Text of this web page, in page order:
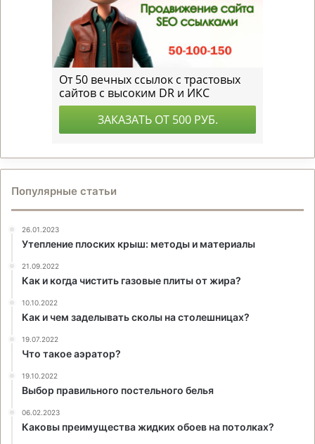
Популярные статьи
26.01.2023
Утепление плоских крыш: методы и материалы
21.09.2022
Как и когда чистить газовые плиты от жира?
10.10.2022
Как и чем заделывать сколы на столешницах?
19.07.2022
Что такое аэратор?
19.10.2022
Выбор правильного постельного белья
06.02.2023
Каковы преимущества жидких обоев на потолках?